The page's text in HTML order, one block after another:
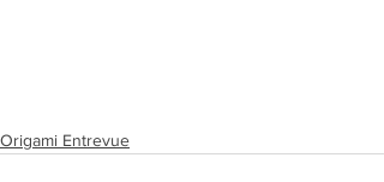
Origami Entrevue